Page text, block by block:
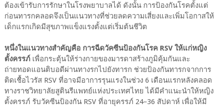
ต้องเข้ารับการรักษาในโรงพยาบาลได้ ดังนั้น การป้องกันโรคตั้งแต่
ก่อนทารกคลอดจึงเป็นแนวทางที่ช่วยลดความเสี่ยงและเพิ่มโอกาสให้
เด็กแรกเกิดมีสุขภาพแข็งแรงตั้งแต่เริ่มต้นชีวิต
หนึ่งในแนวทางสำคัญคือ การฉีดวัคซีนป้องกันโรค RSV ให้แก่หญิง
ตั้งครรภ์ เพื่อกระตุ้นให้ร่างกายของมารดาสร้างภูมิคุ้มกันและ
ถ่ายทอดแอนติบอดีผ่านทางรกไปยังทารก ช่วยป้องกันทารกจากการ
ติดเชื้อไวรัส RSV ที่อาจมีอาการรุนแรงในช่วง 6 เดือนแรกหลังคลอด
ทางราชวิทยาลัยสูตินรีแพทย์แห่งประเทศไทย ได้มีคำแนะนำให้หญิง
ตั้งครรภ์ รับวัคซีนป้องกัน RSV ที่อายุครรภ์ 24–36 สัปดาห์ เพื่อให้มี